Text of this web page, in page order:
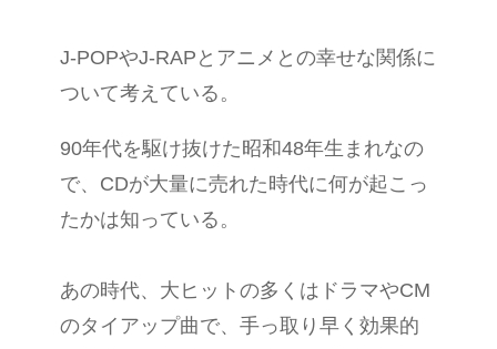
J-POPやJ-RAPとアニメとの幸せな関係に
ついて考えている。
90年代を駆け抜けた昭和48年生まれなの
で、CDが大量に売れた時代に何が起こっ
たかは知っている。
あの時代、大ヒットの多くはドラマやCM
のタイアップ曲で、手っ取り早く効果的